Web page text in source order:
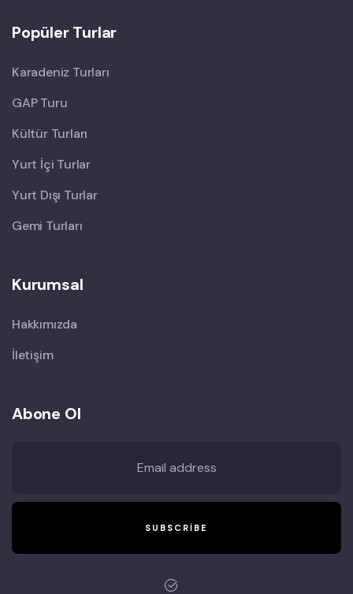
Popüler Turlar
Karadeniz Turları
GAP Turu
Kültür Turları
Yurt İçi Turlar
Yurt Dışı Turlar
Gemi Turları
Kurumsal
Hakkımızda
İletişim
Abone Ol